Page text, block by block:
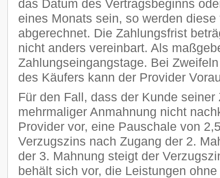
das Datum des Vertragsbeginns
eines Monats sein, so werden
abgerechnet. Die Zahlungsfrist
nicht anders vereinbart. Als
Zahlungseingangstage. Bei
des Käufers kann der Provider
Für den Fall, dass der Kunde
mehrmaliger Anmahnung nicht
Provider vor, eine Pauschale von
Verzugszins nach Zugang der 2.
der 3. Mahnung steigt der
behält sich vor, die Leistungen